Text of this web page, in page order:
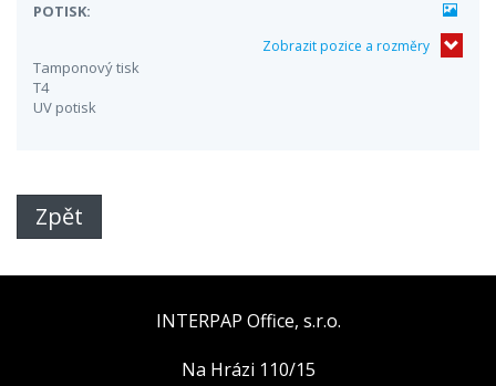
POTISK:
Zobrazit pozice a rozměry
Tamponový tisk
T4
UV potisk
Zpět
INTERPAP Office, s.r.o.
Na Hrázi 110/15